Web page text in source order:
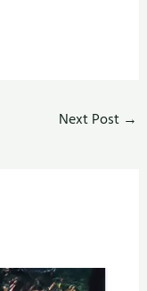
Next Post →